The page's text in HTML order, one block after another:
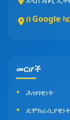
በ Google
መርሆች
ሕዝባዊነት
ዴሞክራሲያዊነት